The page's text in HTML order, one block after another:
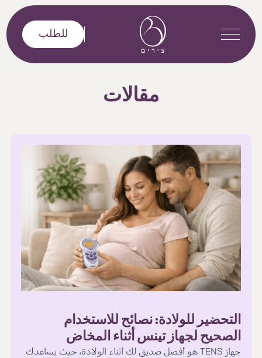
تخطى إلى المحتوى
للطلب
مقالات
التحضير للولادة: نصائح للاستخدام
الصحيح لجهاز تينس أثناء المخاض
جهاز TENS هو أفضل صديق لك أثناء الولادة، حيث يساعدك